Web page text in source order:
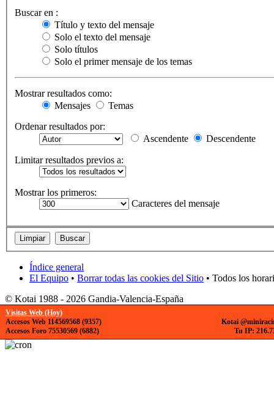
Buscar en :
Título y texto del mensaje
Solo el texto del mensaje
Solo títulos
Solo el primer mensaje de los temas
Mostrar resultados como:
Mensajes
Temas
Ordenar resultados por:
Ascendente
Descendente
Limitar resultados previos a:
Mostrar los primeros:
Caracteres del mensaje
Índice general
El Equipo • Borrar todas las cookies del Sitio • Todos los
© Kotai 1988 - 2026 Gandia-Valencia-España
Visitas Web (Hoy)
Accesos Web 114569568 (9357)
Accesos Foro 75530569 (6882)
Kotai
Tu IP: